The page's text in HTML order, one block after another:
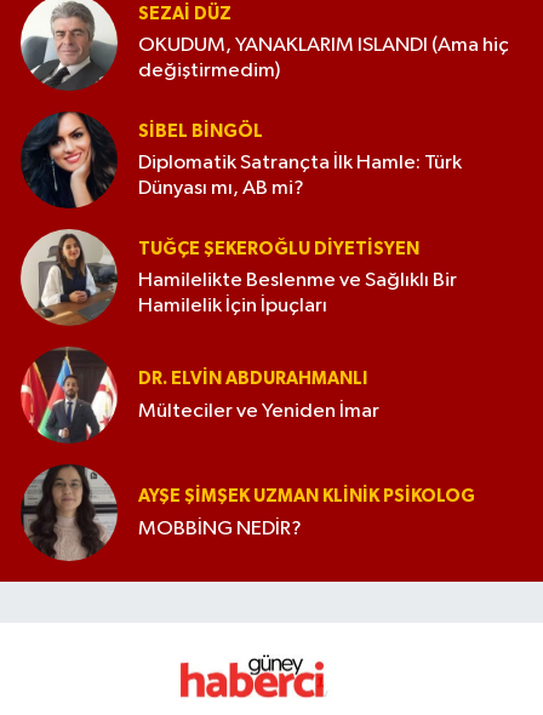
SEZAI DÜZ
OKUDUM, YANAKLARIM ISLANDI (Ama hiç
değiştirmedim)
SIBEL BINGÖL
Diplomatik Satrançta İlk Hamle: Türk
Dünyası mı, AB mi?
TUĞÇE ŞEKEROĞLU DIYETISYEN
Hamilelikte Beslenme ve Sağlıklı Bir
Hamilelik İçin İpuçları
DR. ELVIN ABDURAHMANLI
Mülteciler ve Yeniden İmar
AYŞE ŞIMŞEK UZMAN KLINIK PSIKOLOG
MOBBİNG NEDİR?